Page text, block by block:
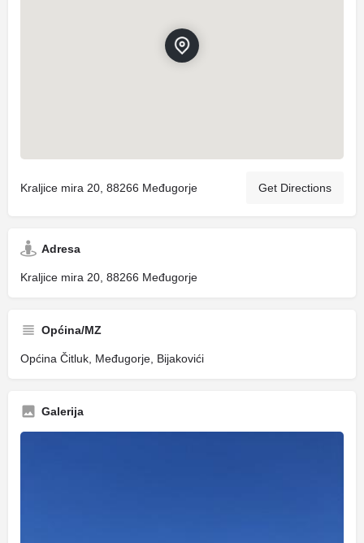
Kraljice mira 20, 88266 Međugorje Get Directions
Adresa
Kraljice mira 20, 88266 Međugorje
Općina/MZ
Općina Čitluk, Međugorje, Bijakovići
Galerija